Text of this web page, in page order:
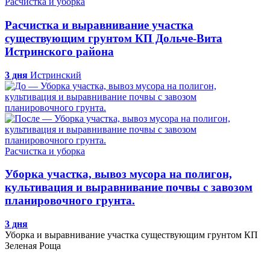
Расчистка и выравнивание участка
существующим грунтом КП Дольче-Вита
Истринского района
3 дня Истринский
Расчистка и уборка
Уборка участка, вывоз мусора на полигон,
культивация и выравнивание почвы с завозом
планировочного грунта.
3 дня
Уборка и выравнивание участка существующим грунтом КП
Зеленая Роща